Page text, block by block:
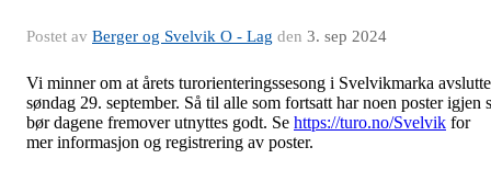
Postet av Berger og Svelvik O - Lag den 3. sep 2024
Vi minner om at årets turorienteringssesong i Svelvikmarka
søndag 29. september. Så til alle som fortsatt har noen poster igjen
bør dagene fremover utnyttes godt. Se https://turo.no/Svelvik for
mer informasjon og registrering av poster.